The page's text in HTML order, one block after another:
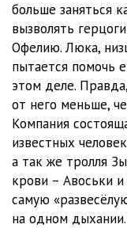
010
011
012
013
014
015
016
больше заняться
вызволять
Офелию. Люка,
пытается помочь
этом деле.
от него меньше,
Компания
известных
а так же тролля
крови – Авоськи
самую
на одном